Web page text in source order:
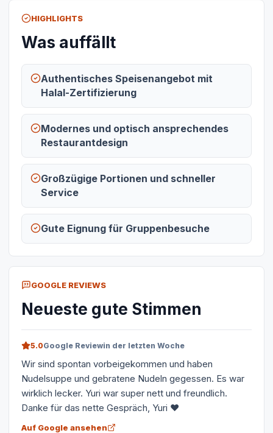
HIGHLIGHTS
Was auffällt
Authentisches Speisenangebot mit
Halal-Zertifizierung
Modernes und optisch ansprechendes
Restaurantdesign
Großzügige Portionen und schneller
Service
Gute Eignung für Gruppenbesuche
GOOGLE REVIEWS
Neueste gute Stimmen
5.0Google Reviewin der letzten Woche
Wir sind spontan vorbeigekommen und haben
Nudelsuppe und gebratene Nudeln gegessen. Es war
wirklich lecker. Yuri war super nett und freundlich.
Danke für das nette Gespräch, Yuri ❤️
Auf Google ansehen